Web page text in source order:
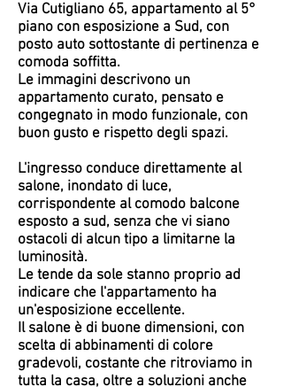
Via Cutigliano 65, appartamento al 5°
piano con esposizione a Sud, con
posto auto sottostante di pertinenza e
comoda soffitta.
Le immagini descrivono un
appartamento curato, pensato e
congegnato in modo funzionale, con
buon gusto e rispetto degli spazi.
L'ingresso conduce direttamente al
salone, inondato di luce,
corrispondente al comodo balcone
esposto a sud, senza che vi siano
ostacoli di alcun tipo a limitarne la
luminosità.
Le tende da sole stanno proprio ad
indicare che l'appartamento ha
un'esposizione eccellente.
Il salone è di buone dimensioni, con
scelta di abbinamenti di colore
gradevoli, costante che ritroviamo in
tutta la casa, oltre a soluzioni anche